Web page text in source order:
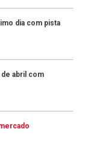
dia com pista
de abril com